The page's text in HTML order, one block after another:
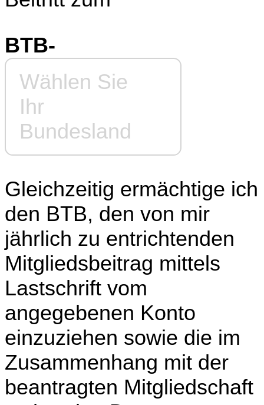
BTB-
Wählen Sie
Ihr
Bundesland
Gleichzeitig ermächtige ich
den BTB, den von mir
jährlich zu entrichtenden
Mitgliedsbeitrag mittels
Lastschrift vom
angegebenen Konto
einzuziehen sowie die im
Zusammenhang mit der
beantragten Mitgliedschaft